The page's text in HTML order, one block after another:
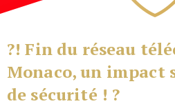
?! Fin du réseau
Monaco, un impact
de sécurité ! ?